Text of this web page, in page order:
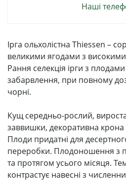
Наші
Ірга ольхолістна Thiessen –
великими ягодами з
Рання селекція ірги з
забарвлення, при повному
чорні.
Кущ середньо-рослий,
заввишки, декоративна
Плоди придатні для
переробки. Плодоношення з
та протягом усього місяця.
контрастує навесні з